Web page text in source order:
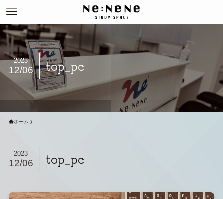
top_pc
2023
12/06
ホーム
top_pc
2023
12/06